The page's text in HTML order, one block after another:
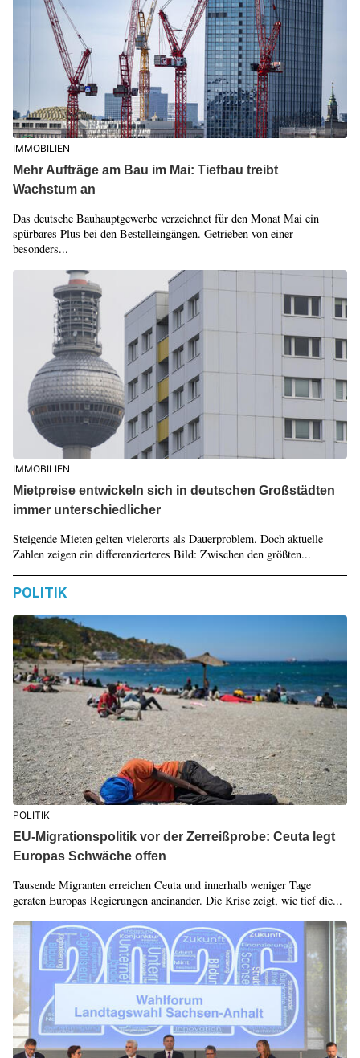
IMMOBILIEN
Mehr Aufträge am Bau im Mai: Tiefbau treibt
Wachstum an
Das deutsche Bauhauptgewerbe verzeichnet für den Monat Mai ein
spürbares Plus bei den Bestelleingängen. Getrieben von einer
besonders...
IMMOBILIEN
Mietpreise entwickeln sich in deutschen Großstädten
immer unterschiedlicher
Steigende Mieten gelten vielerorts als Dauerproblem. Doch aktuelle
Zahlen zeigen ein differenzierteres Bild: Zwischen den größten...
POLITIK
POLITIK
EU-Migrationspolitik vor der Zerreißprobe: Ceuta legt
Europas Schwäche offen
Tausende Migranten erreichen Ceuta und innerhalb weniger Tage
geraten Europas Regierungen aneinander. Die Krise zeigt, wie tief die...